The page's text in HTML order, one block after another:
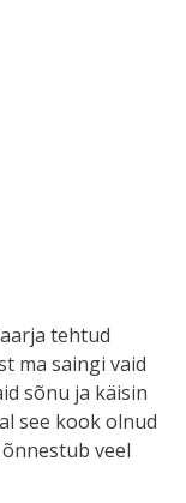
tehtud
ma saingi vaid
sõnu ja käisin
see kook olnud
veel